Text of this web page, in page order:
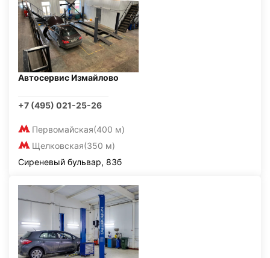
Автосервис Измайлово
+7 (495) 021-25-26
Первомайская(400 м)
Щелковская(350 м)
Сиреневый бульвар, 83б